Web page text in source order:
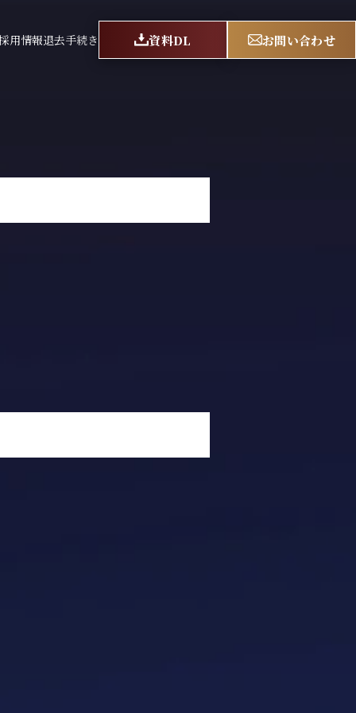
用情報退去手続き 資料DL お問い合わせ